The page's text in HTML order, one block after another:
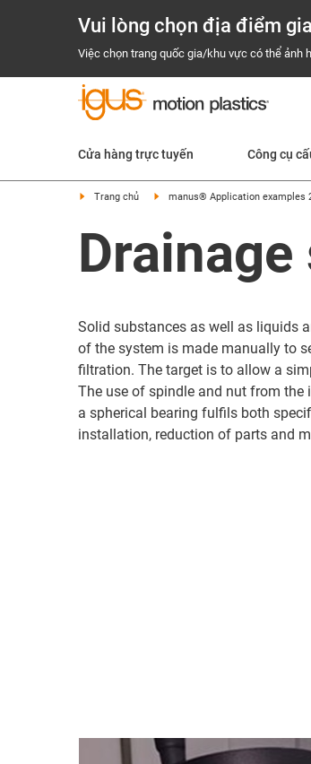
Vui lòng chọn địa điểm
Việc chọn trang quốc gia/khu vực có thể ảnh
Cửa hàng trực tuyến Công cụ
Trang chủ manus® Application examples
Solid substances as well as liquids
of the system is made manually to
filtration. The target is to allow a
The use of spindle and nut from
a spherical bearing fulfils both
installation, reduction of parts and